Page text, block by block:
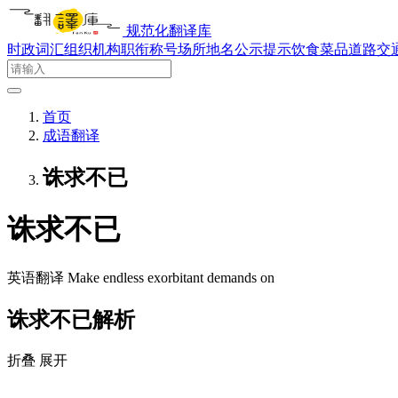
规范化翻译库
时政词汇组织机构职衔称号场所地名公示提示饮食菜品道路交
首页
成语翻译
诛求不已
诛求不已
英语翻译 Make endless exorbitant demands on
诛求不已解析
折叠 展开